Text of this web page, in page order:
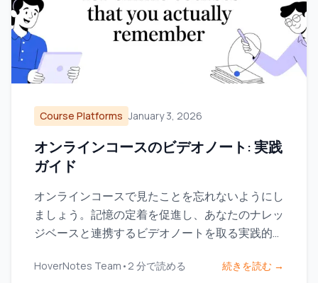
Course Platforms January 3, 2026
オンラインコースのビデオノート: 実践
ガイド
オンラインコースで見たことを忘れないようにし
ましょう。記憶の定着を促進し、あなたのナレッ
ジベースと連携するビデオノートを取る実践的な
HoverNotes Team • 2 分で読める 続きを読む →